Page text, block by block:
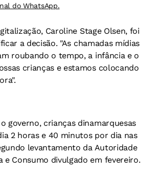
do WhatsApp.
Caroline Stage Olsen, foi
a decisão. "As chamadas mídias
roubando o tempo, a infância e o
crianças e estamos colocando
governo, crianças dinamarquesas
2 horas e 40 minutos por dia nas
levantamento da Autoridade
e Consumo divulgado em fevereiro.